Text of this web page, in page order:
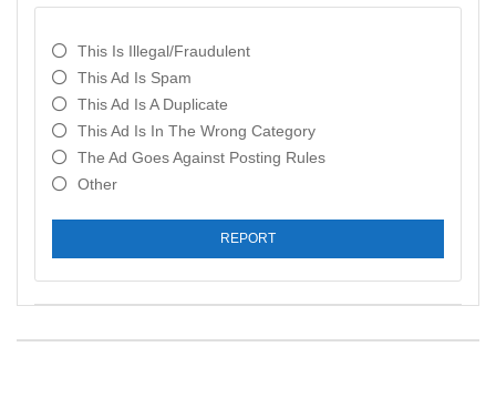
This Is Illegal/fraudulent
This Ad Is Spam
This Ad Is A Duplicate
This Ad Is In The Wrong Category
The Ad Goes Against Posting Rules
Other
REPORT